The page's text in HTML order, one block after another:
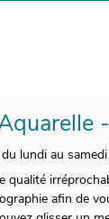
lundi au
afin de